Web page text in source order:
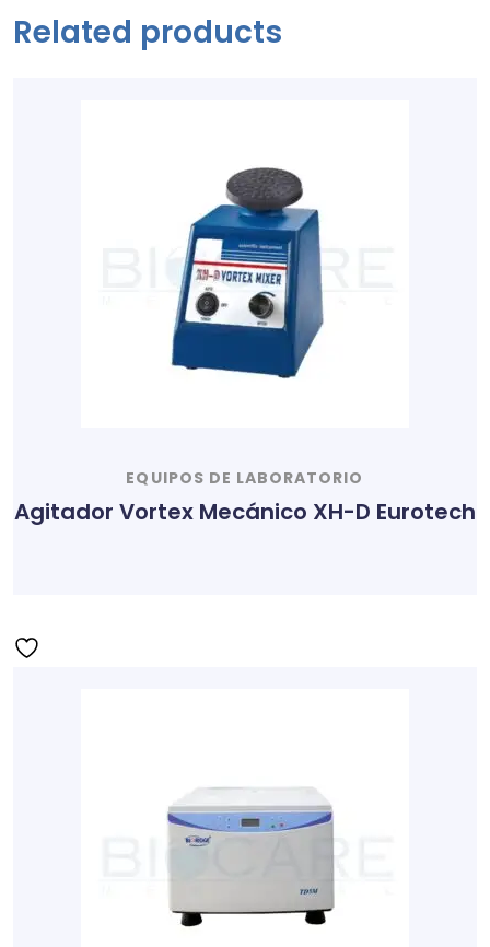
Related products
EQUIPOS DE LABORATORIO
Agitador Vortex Mecánico XH-D Eurotech